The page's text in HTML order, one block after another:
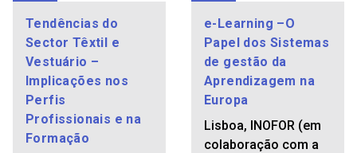
Tendências do
Sector Têxtil e
Vestuário –
Implicações nos
Perfis
Profissionais e na
Formação
e-Learning –O
Papel dos Sistemas
de gestão da
Aprendizagem na
Europa
Lisboa, INOFOR (em
colaboração com a